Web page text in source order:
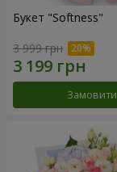
Букет "Softness"
3 999 грн
Замовити